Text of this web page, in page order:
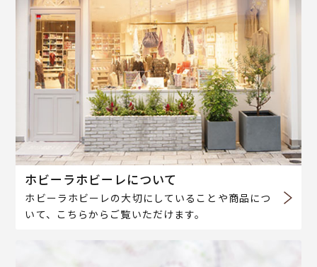
ホビーラホビーレについて
ホビーラホビーレの大切にしていることや商品につ
いて、こちらからご覧いただけます。